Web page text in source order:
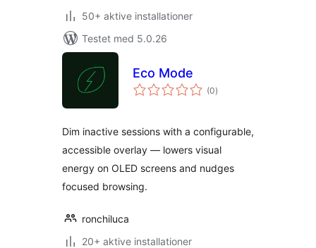
50+ aktive installationer
Testet med 5.0.26
Eco Mode
(0totale
bedømmelser
)
Dim inactive sessions with a configurable,
accessible overlay — lowers visual
energy on OLED screens and nudges
focused browsing.
ronchiluca
20+ aktive installationer